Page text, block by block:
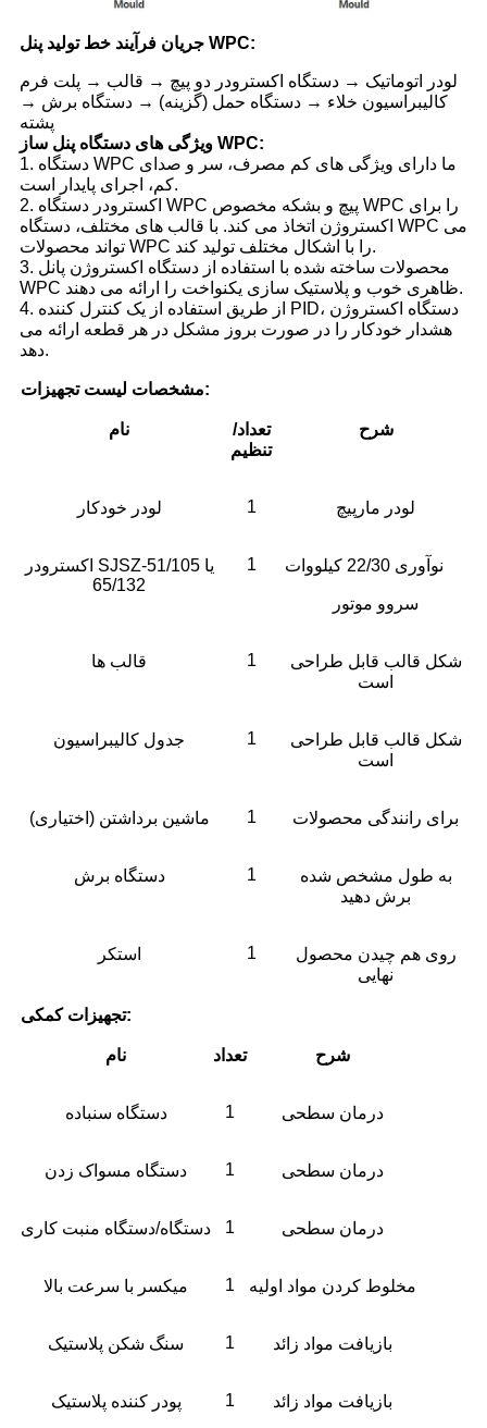
جریان فرآیند خط تولید پنل WPC:
لودر اتوماتیک → دستگاه اکسترودر دو پیچ → قالب → پلت فرم
کالیبراسیون خلاء → دستگاه حمل (گزینه) → دستگاه برش →
پشته
ویژگی های دستگاه پنل ساز WPC:
1. دستگاه WPC ما دارای ویژگی های کم مصرف، سر و صدای
کم، اجرای پایدار است.
2. اکسترودر دستگاه WPC پیچ و بشکه مخصوص WPC را برای
اکستروژن اتخاذ می کند. با قالب های مختلف، دستگاه WPC می
تواند محصولات WPC را با اشکال مختلف تولید کند.
3. محصولات ساخته شده با استفاده از دستگاه اکستروژن پانل
WPC ظاهری خوب و پلاستیک سازی یکنواخت را ارائه می دهند.
4. از طریق استفاده از یک کنترل کننده PID، دستگاه اکستروژن
هشدار خودکار را در صورت بروز مشکل در هر قطعه ارائه می
دهد.
مشخصات لیست تجهیزات:
نام
تعداد/
تنظیم
شرح
لودر خودکار 1 لودر مارپیچ
اکسترودر SJSZ-51/105 یا
65/132
1 نوآوری 22/30 کیلووات
سروو موتور
قالب ها 1
شکل قالب قابل طراحی
است
جدول کالیبراسیون 1
شکل قالب قابل طراحی
است
ماشین برداشتن (اختیاری) 1 برای رانندگی محصولات
دستگاه برش 1
به طول مشخص شده
برش دهید
استکر 1
روی هم چیدن محصول
نهایی
تجهیزات کمکی:
نام تعداد شرح
دستگاه سنباده 1 درمان سطحی
دستگاه مسواک زدن 1 درمان سطحی
دستگاه/دستگاه منبت کاری 1 درمان سطحی
میکسر با سرعت بالا 1 مخلوط کردن مواد اولیه
سنگ شکن پلاستیک 1 بازیافت مواد زائد
پودر کننده پلاستیک 1 بازیافت مواد زائد